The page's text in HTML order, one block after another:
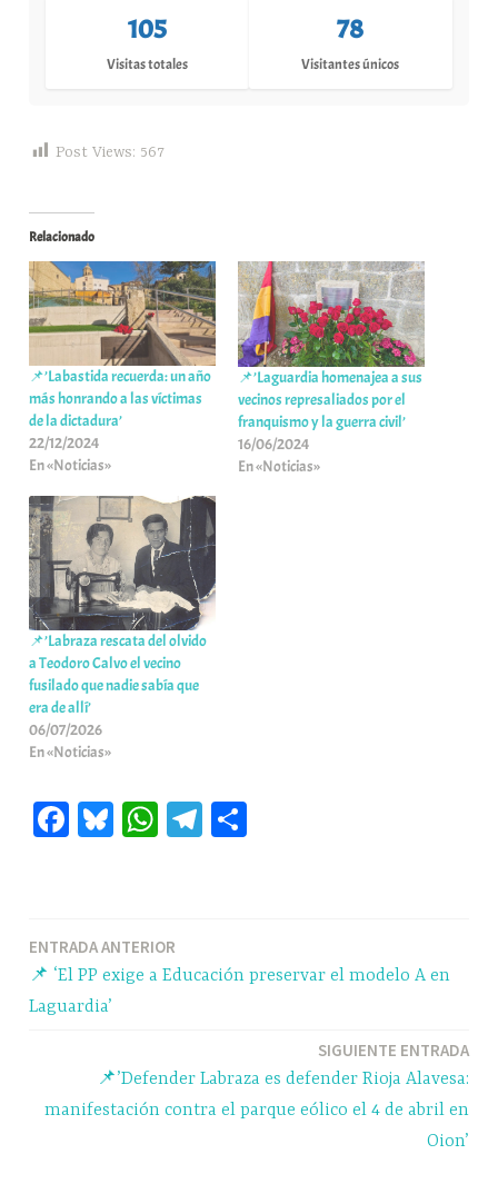
105
Visitas totales
78
Visitantes únicos
Post Views: 567
Relacionado
📌’Labastida recuerda: un año
más honrando a las víctimas
de la dictadura’
22/12/2024
En «Noticias»
📌’Laguardia homenajea a sus
vecinos represaliados por el
franquismo y la guerra civil’
16/06/2024
En «Noticias»
📌’Labraza rescata del olvido
a Teodoro Calvo el vecino
fusilado que nadie sabía que
era de allí’
06/07/2026
En «Noticias»
Fa Bl W
pp
Te
m rti
r
Navegación
de
ENTRADA ANTERIOR
📌 ‘El PP exige a Educación preservar el modelo A en
Laguardia’
SIGUIENTE ENTRADA
📌’Defender Labraza es defender Rioja Alavesa:
manifestación contra el parque eólico el 4 de abril en
Oion’